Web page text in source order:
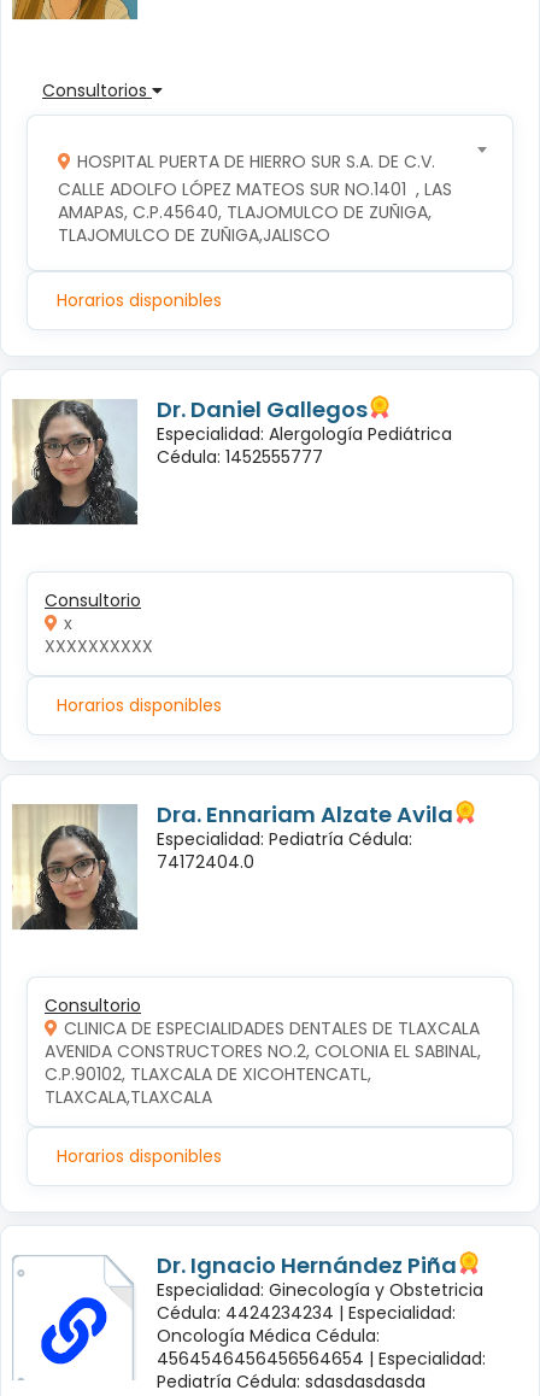
Consultorios
HOSPITAL PUERTA DE HIERRO SUR S.A. DE C.V.
CALLE ADOLFO LÓPEZ MATEOS SUR NO.1401  , LAS
AMAPAS, C.P.45640, TLAJOMULCO DE ZUÑIGA,
TLAJOMULCO DE ZUÑIGA,JALISCO
Horarios disponibles
Dr. Daniel Gallegos
Especialidad: Alergología Pediátrica
Cédula: 1452555777
Consultorio
x
XXXXXXXXXX
Horarios disponibles
Dra. Ennariam Alzate Avila
Especialidad: Pediatría Cédula:
74172404.0
Consultorio
CLINICA DE ESPECIALIDADES DENTALES DE TLAXCALA
AVENIDA CONSTRUCTORES NO.2, COLONIA EL SABINAL,
C.P.90102, TLAXCALA DE XICOHTENCATL,
TLAXCALA,TLAXCALA
Horarios disponibles
Dr. Ignacio Hernández Piña
Especialidad: Ginecología y Obstetricia
Cédula: 4424234234 | Especialidad:
Oncología Médica Cédula:
4564546456456564654 | Especialidad:
Pediatría Cédula: sdasdasdasda